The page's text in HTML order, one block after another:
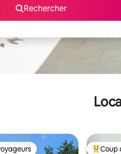
Rechercher
Coup